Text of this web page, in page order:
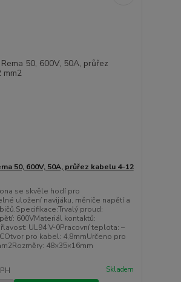
50, 600V, 50A, průřez kabelu 4-12
se skvěle hodí pro
uložení navijáku, měniče napětí a
proud:
600VMateriál kontaktů:
UL94 V-0Pracovní teplota: –
pro kabel: 4,8mmUrčeno pro
48×35×16mm
Skladem